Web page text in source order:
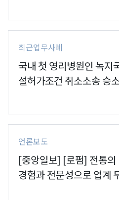
최근업무사례
국내 첫 영리병원인 녹지
설허가조건 취소소송 승
언론보도
[중앙일보] [로펌] 전통
경험과 전문성으로 업계